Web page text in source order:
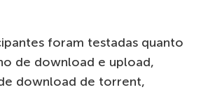
foram testadas quanto
de download e upload,
download de torrent,